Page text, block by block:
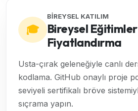
🎓
BİREYSEL KATILIM
Bireysel Eğitimler
Fiyatlandırma
Usta-çırak geleneğiyle canlı
kodlama. GitHub onaylı proje
seviyeli sertifikalı bröve
sıçrama yapın.